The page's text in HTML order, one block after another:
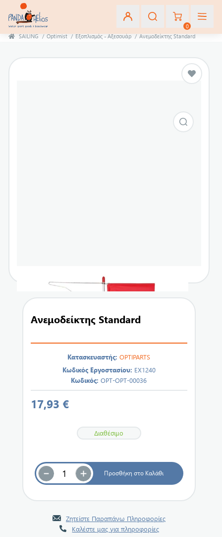
0
SAILING / Optimist / Εξοπλισμός - Αξεσουάρ / Ανεμοδείκτης Standard
Ανεμοδείκτης Standard
Κατασκευαστής: OPTIPARTS
Κωδικός Εργοστασίου: EX1240
Κωδικός: OPT-OPT-00036
17,93 €
Διαθέσιμο
Ζητείστε Παραπάνω Πληροφορίες
Καλέστε μας για πληροφορίες